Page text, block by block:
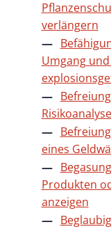
verlängern
Umgang
eines
Produkten
anzeigen